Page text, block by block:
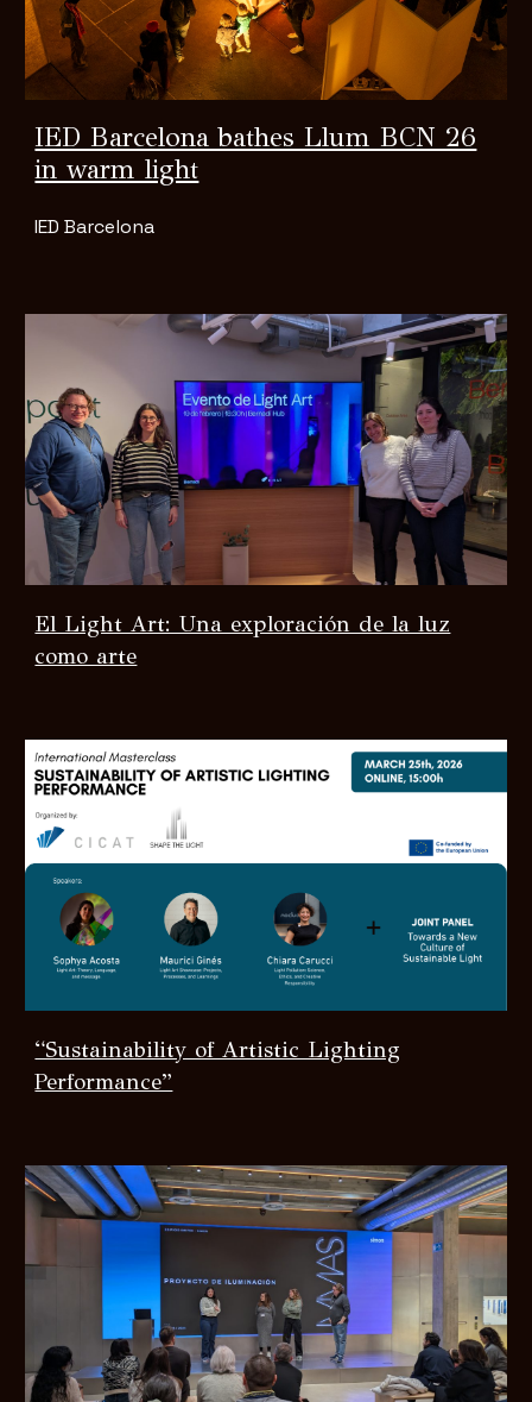
IED Barcelona bathes Llum BCN 26
in warm light
IED Barcelona
El Light Art: Una exploración de la luz
como arte
“Sustainability of Artistic Lighting
Performance”